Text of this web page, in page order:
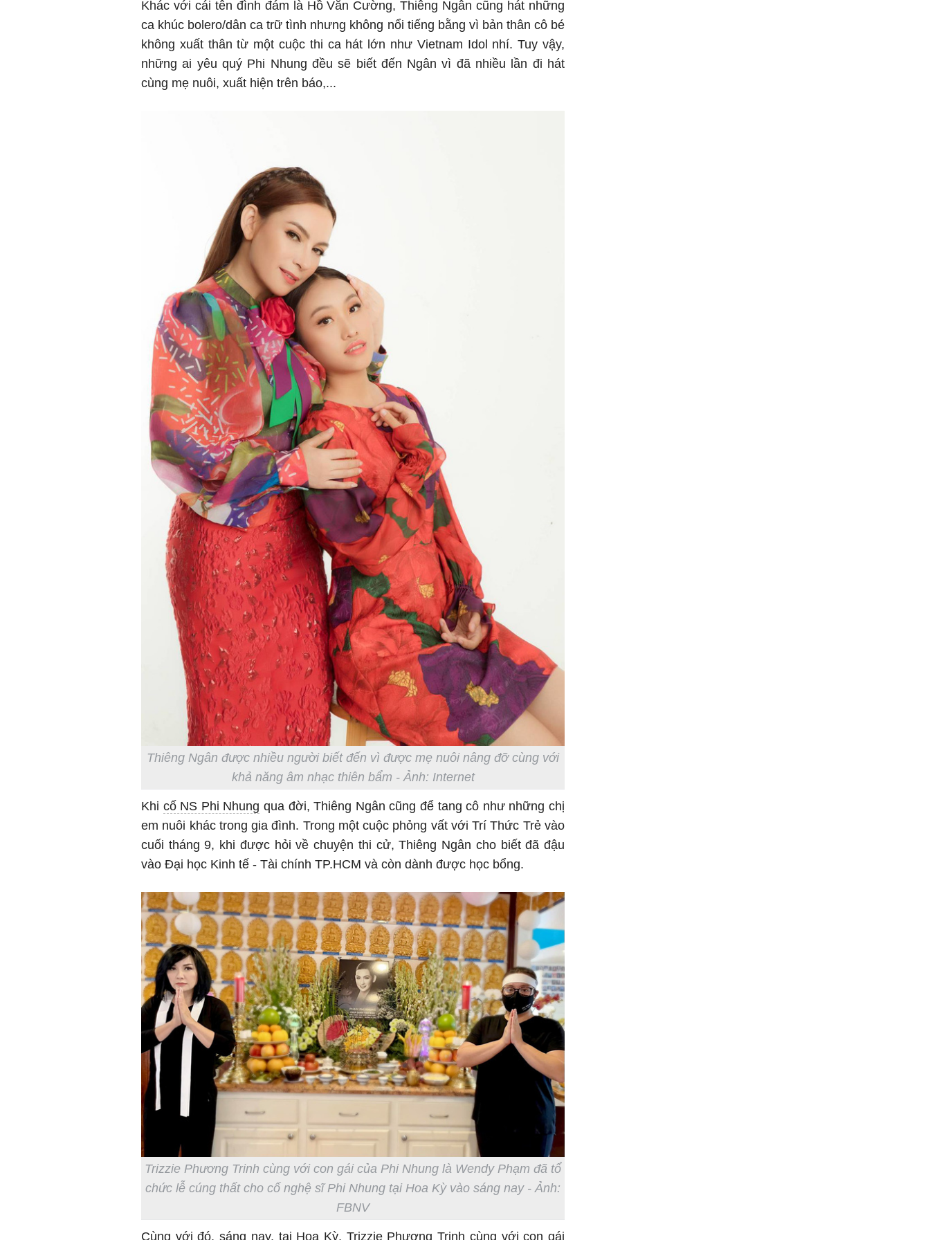
Khác với cái tên đình đám là Hồ Văn Cường, Thiêng Ngân cũng hát những
ca khúc bolero/dân ca trữ tình nhưng không nổi tiếng bằng vì bản thân cô bé
không xuất thân từ một cuộc thi ca hát lớn như Vietnam Idol nhí. Tuy vậy,
những ai yêu quý Phi Nhung đều sẽ biết đến Ngân vì đã nhiều lần đi hát
cùng mẹ nuôi, xuất hiện trên báo,...
Thiêng Ngân được nhiều người biết đến vì được mẹ nuôi nâng đỡ cùng với
khả năng âm nhạc thiên bẩm - Ảnh: Internet
Khi cố NS Phi Nhung qua đời, Thiêng Ngân cũng để tang cô như những chị
em nuôi khác trong gia đình. Trong một cuộc phỏng vất với Trí Thức Trẻ vào
cuối tháng 9, khi được hỏi về chuyện thi cử, Thiêng Ngân cho biết đã đậu
vào Đại học Kinh tế - Tài chính TP.HCM và còn dành được học bổng.
Trizzie Phương Trinh cùng với con gái của Phi Nhung là Wendy Phạm đã tổ
chức lễ cúng thất cho cố nghệ sĩ Phi Nhung tại Hoa Kỳ vào sáng nay - Ảnh:
FBNV
Cùng với đó, sáng nay, tại Hoa Kỳ, Trizzie Phương Trinh cùng với con gái